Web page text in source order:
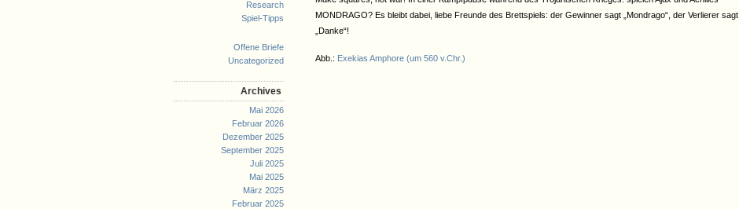
Research
Spiel-Tipps
Offene Briefe
Uncategorized
Archives
Mai 2026
Februar 2026
Dezember 2025
September 2025
Juli 2025
Mai 2025
März 2025
Februar 2025
MONDRAGO? Es bleibt dabei, liebe Freunde des Brettspiels: der Gewinner sagt „Mondrago“, der Verlierer sagt
„Danke“!
Abb.: Exekias Amphore (um 560 v.Chr.)